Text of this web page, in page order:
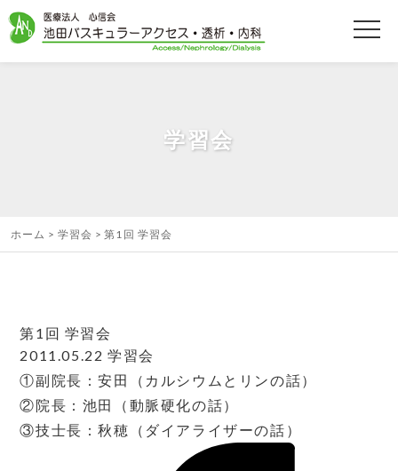
学習会
ホーム 学習会 第1回 学習会
第1回 学習会
2011.05.22 学習会
①副院長：安田（カルシウムとリンの話）
②院長：池田（動脈硬化の話）
③技士長：秋穂（ダイアライザーの話）